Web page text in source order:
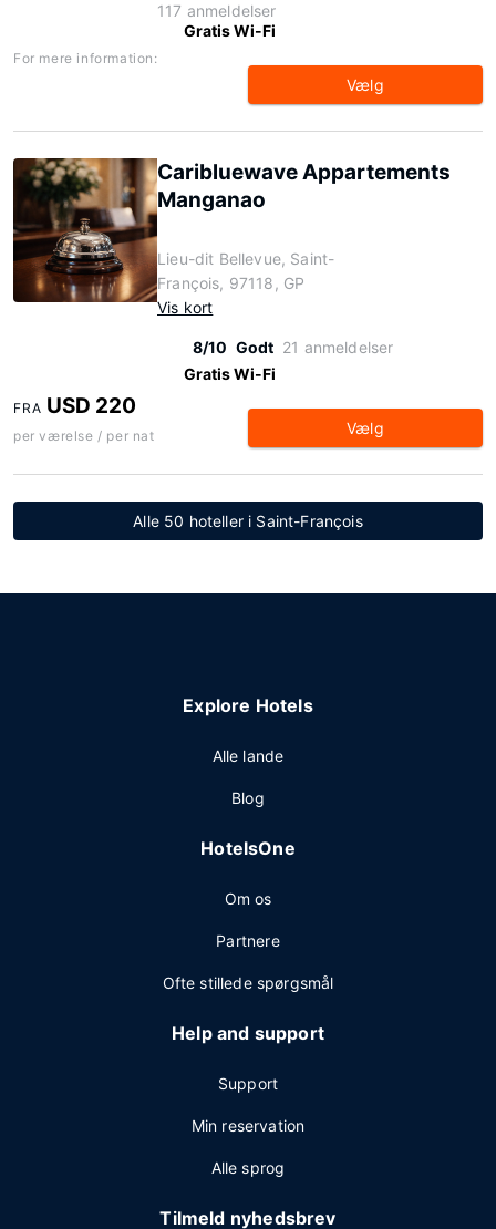
117 anmeldelser
Gratis Wi-Fi
For mere information:
Vælg
Caribluewave Appartements
Manganao
Lieu-dit Bellevue, Saint-
François, 97118, GP
Vis kort
8/10 Godt 21 anmeldelser
Gratis Wi-Fi
FRA USD 220
per værelse / per nat Vælg
Alle 50 hoteller i Saint-François
Explore Hotels
Alle lande
Blog
HotelsOne
Om os
Partnere
Ofte stillede spørgsmål
Help and support
Support
Min reservation
Alle sprog
Tilmeld nyhedsbrev